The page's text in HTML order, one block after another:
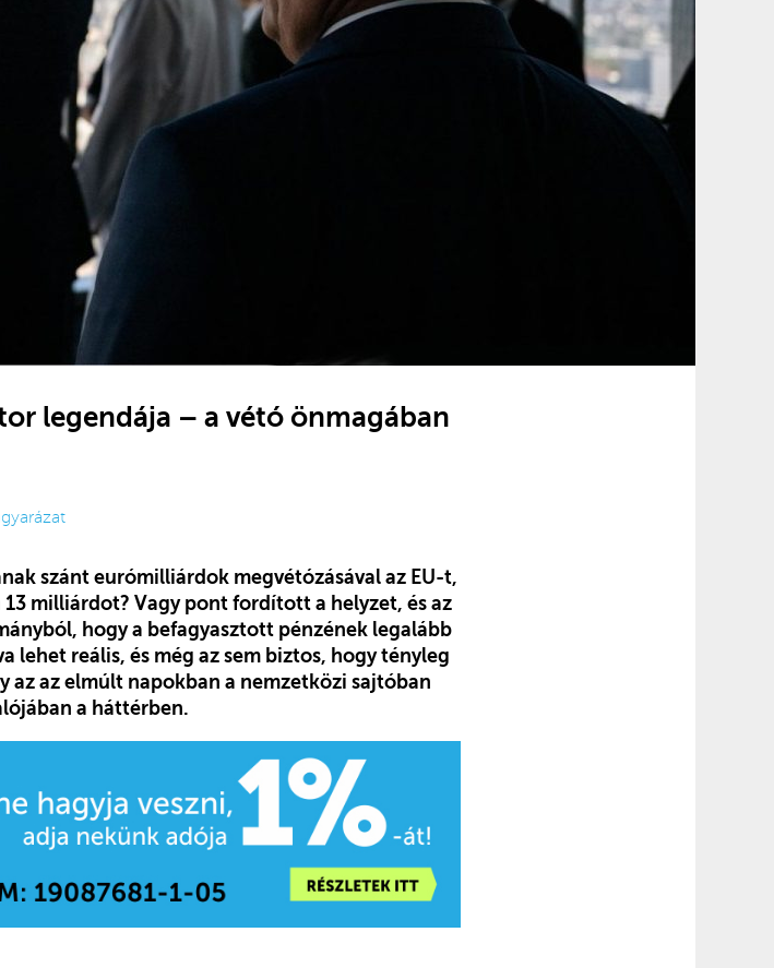
legendája – a vétó önmagában
szánt eurómilliárdok megvétózásával az EU-t,
milliárdot? Vagy pont fordított a helyzet, és az
hogy a befagyasztott pénzének legalább
lehet reális, és még az sem biztos, hogy tényleg
az az elmúlt napokban a nemzetközi sajtóban
a háttérben.